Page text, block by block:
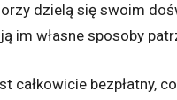
dzielą się swoim
im własne sposoby
całkowicie bezpłatny,